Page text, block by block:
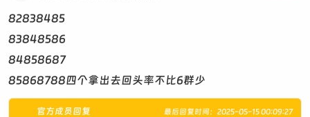
82838485
83848586
84858687
85868788四个拿出去回头率不比6群少
最后回复时间：2025-05-15 00:09:27
官方成员回复